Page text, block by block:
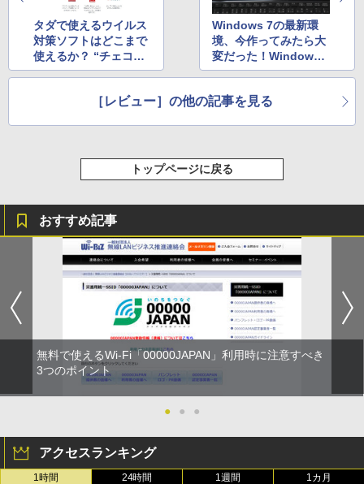
タダで使えるウイルス
対策ソフトはどこまで
使えるか？ “チェコ最
大のIT企業”が提供す
Windows 7の最新環
境、今作ってみたら大
変だった！Windows
Update 11回に、再起
［レビュー］の他の記事を見る
トップページに戻る
おすすめ記事
無料で使えるWi-Fi「00000JAPAN」利用時に注意すべき
3つのポイント
● ● ●
アクセスランキング
1時間 24時間 1週間 1カ月